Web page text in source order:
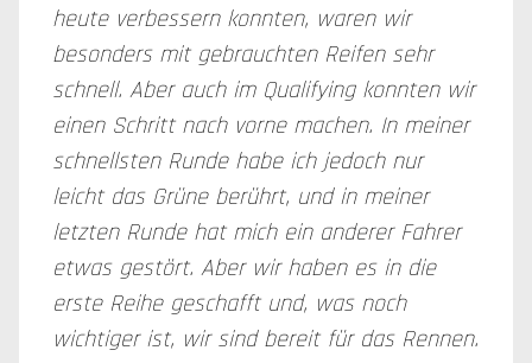
heute verbessern konnten, waren wir
besonders mit gebrauchten Reifen sehr
schnell. Aber auch im Qualifying konnten wir
einen Schritt nach vorne machen. In meiner
schnellsten Runde habe ich jedoch nur
leicht das Grüne berührt, und in meiner
letzten Runde hat mich ein anderer Fahrer
etwas gestört. Aber wir haben es in die
erste Reihe geschafft und, was noch
wichtiger ist, wir sind bereit für das Rennen.